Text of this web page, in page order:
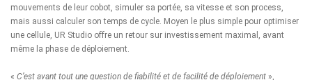
mouvements de leur cobot, simuler sa portée, sa vitesse et son process,
mais aussi calculer son temps de cycle. Moyen le plus simple pour optimiser
une cellule, UR Studio offre un retour sur investissement maximal, avant
même la phase de déploiement.
« C’est avant tout une question de fiabilité et de facilité de déploiement »,